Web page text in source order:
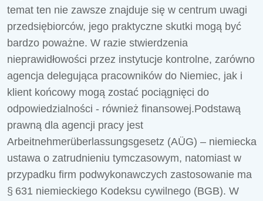
temat ten nie zawsze znajduje się w centrum uwagi
przedsiębiorców, jego praktyczne skutki mogą być
bardzo poważne. W razie stwierdzenia
nieprawidłowości przez instytucje kontrolne, zarówno
agencja delegująca pracowników do Niemiec, jak i
klient końcowy mogą zostać pociągnięci do
odpowiedzialności - również finansowej.Podstawą
prawną dla agencji pracy jest
Arbeitnehmerüberlassungsgesetz (AÜG) – niemiecka
ustawa o zatrudnieniu tymczasowym, natomiast w
przypadku firm podwykonawczych zastosowanie ma
§ 631 niemieckiego Kodeksu cywilnego (BGB). W